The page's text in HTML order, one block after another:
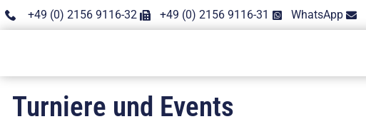
+49 (0) 2156 9116-32 +49 (0) 2156 9116-31 WhatsApp
Turniere und Events